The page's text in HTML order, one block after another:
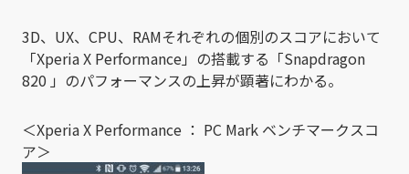
3D、UX、CPU、RAMそれぞれの個別のスコアにおいて
「Xperia X Performance」の搭載する「Snapdragon
820 」のパフォーマンスの上昇が顕著にわかる。
＜Xperia X Performance ： PC Mark ベンチマークスコ
ア＞